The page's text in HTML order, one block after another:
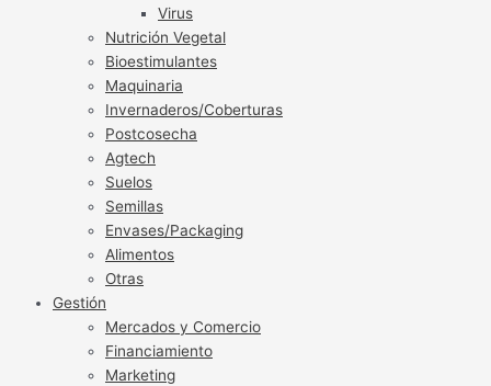
Virus
Nutrición Vegetal
Bioestimulantes
Maquinaria
Invernaderos/Coberturas
Postcosecha
Agtech
Suelos
Semillas
Envases/Packaging
Alimentos
Otras
Gestión
Mercados y Comercio
Financiamiento
Marketing